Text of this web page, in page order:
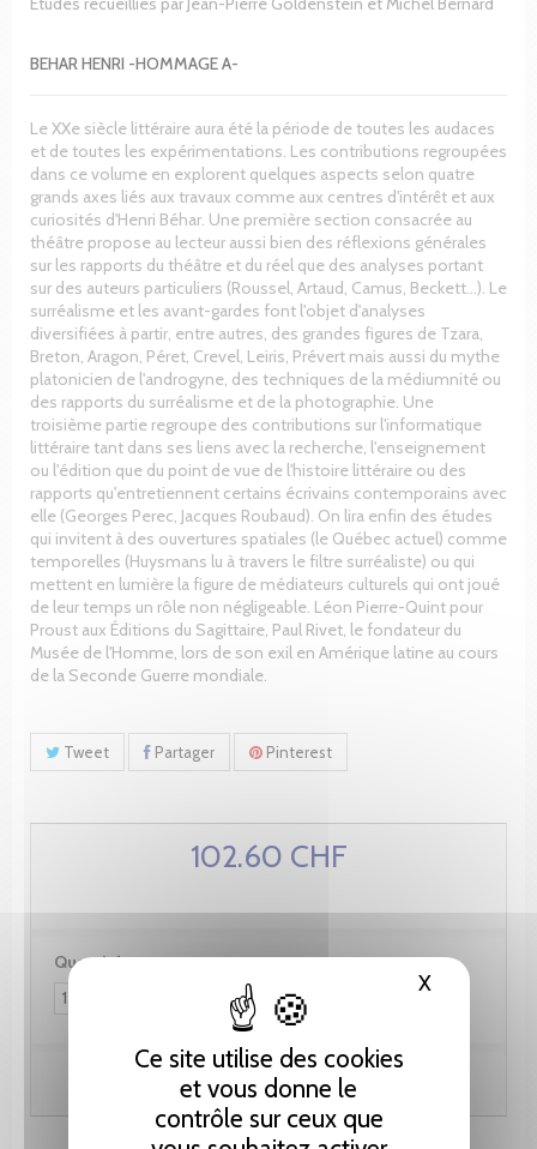
Ce site utilise des cookies
et vous donne le
contrôle sur ceux que
XMasquer
BEHAR HENRI -HOMMAGE A-
Le XXe siècle littéraire aura été la période de toutes les audaces
et de toutes les expérimentations. Les contributions regroupées
dans ce volume en explorent quelques aspects selon quatre
grands axes liés aux travaux comme aux centres d'intérêt et aux
curiosités d'Henri Béhar. Une première section consacrée au
théâtre propose au lecteur aussi bien des réflexions générales
sur les rapports du théâtre et du réel que des analyses portant
sur des auteurs particuliers (Roussel, Artaud, Camus, Beckett…). Le
surréalisme et les avant-gardes font l'objet d'analyses
diversifiées à partir, entre autres, des grandes figures de Tzara,
Breton, Aragon, Péret, Crevel, Leiris, Prévert mais aussi du mythe
platonicien de l'androgyne, des techniques de la médiumnité ou
des rapports du surréalisme et de la photographie. Une
troisième partie regroupe des contributions sur l'informatique
littéraire tant dans ses liens avec la recherche, l'enseignement
ou l'édition que du point de vue de l'histoire littéraire ou des
rapports qu'entretiennent certains écrivains contemporains avec
elle (Georges Perec, Jacques Roubaud). On lira enfin des études
qui invitent à des ouvertures spatiales (le Québec actuel) comme
temporelles (Huysmans lu à travers le filtre surréaliste) ou qui
mettent en lumière la figure de médiateurs culturels qui ont joué
de leur temps un rôle non négligeable. Léon Pierre-Quint pour
Proust aux Éditions du Sagittaire, Paul Rivet, le fondateur du
Musée de l'Homme, lors de son exil en Amérique latine au cours
de la Seconde Guerre mondiale.
Tweet Partager Pinterest
102.60 CHF
Quantité :
Ajouter au panier